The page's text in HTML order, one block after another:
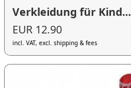
Verkleidung für Kind...
EUR 12.90
incl. VAT, excl. shipping & fees